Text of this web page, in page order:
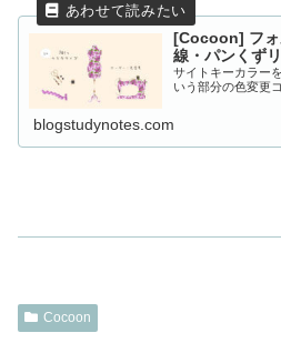
[Cocoon] フォ
線・パンくず
サイトキーカラー
いう部分の色変更
blogstudynotes.com
Cocoon